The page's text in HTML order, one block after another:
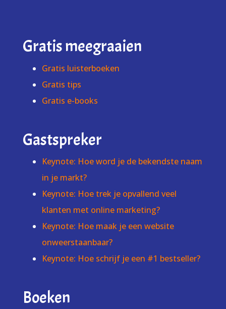
Gratis meegraaien
Gratis luisterboeken
Gratis tips
Gratis e-books
Gastspreker
Keynote: Hoe word je de bekendste naam
in je markt?
Keynote: Hoe trek je opvallend veel
klanten met online marketing?
Keynote: Hoe maak je een website
onweerstaanbaar?
Keynote: Hoe schrijf je een #1 bestseller?
Boeken